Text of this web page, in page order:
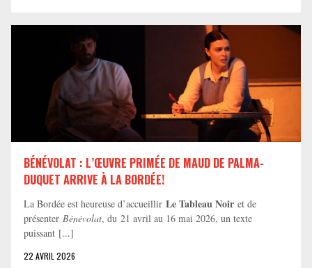
BÉNÉVOLAT : L’ŒUVRE PRIMÉE DE MAUD DE PALMA-
DUQUET ARRIVE À LA BORDÉE!
La Bordée est heureuse d’accueillir Le Tableau Noir et de
présenter Bénévolat, du 21 avril au 16 mai 2026, un texte
puissant [...]
22 AVRIL 2026